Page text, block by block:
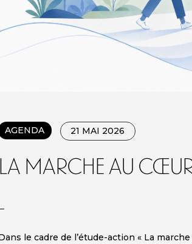
AGENDA 21 MAI 2026
marche au
le cadre de l’étude-action « La